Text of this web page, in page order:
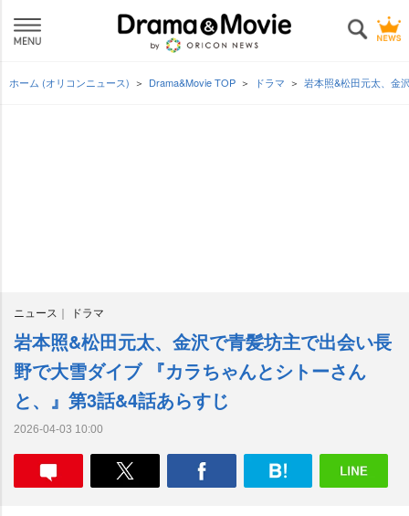
ホーム (オリコンニュース) Drama&Movie TOP ドラマ 本照&松田元太、金沢
ニュース ドラマ
本照&松田元太、金沢で青髪坊主で出会い長
野で大雪ダイブ 『カラちゃんとシトーさん
と、』第3話&4話あらすじ
2026-04-03 10:00